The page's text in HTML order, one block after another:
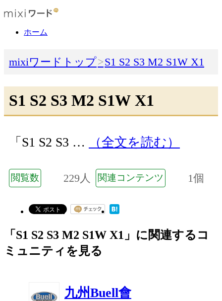
ホーム
mixiワードトップ S1 S2 S3 M2 S1W X1
S1 S2 S3 M2 S1W X1
「S1 S2 S3 … （全文を読む）
閲覧数 229人 関連コンテンツ 1個
「S1 S2 S3 M2 S1W X1」に関連するコ
ミュニティを見る
九州Buell會